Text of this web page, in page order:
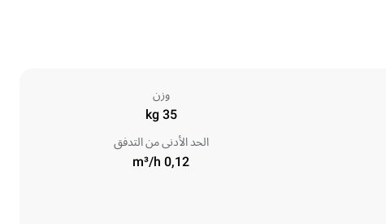
وزن
35 kg
الحد الأدنى من التدفق
0,12 m³/h